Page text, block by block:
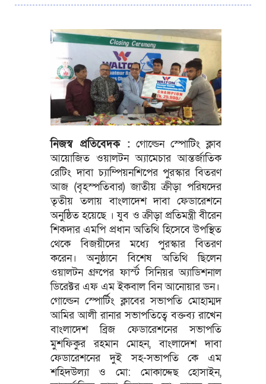
নিজস্ব প্রতিবেদক :গোল্ডেন স্পোটিং ক্লাব
আয়োজিত ওয়ালটন অ্যামেচার আন্তর্জাতিক
রেটিং দাবা চ্যাম্পিয়নশিপের পুরস্কার বিতরণ
আজ (বৃহস্পতিবার) জাতীয় ক্রীড়া পরিষদের
তৃতীয় তলায় বাংলাদেশ দাবা ফেডারেশনে
অনুষ্ঠিত হয়েছে । যুব ও ক্রীড়া প্রতিমন্ত্রী বীরেন
শিকদার এমপি প্রধান অতিথি হিসেবে উপস্থিত
থেকে বিজয়ীদের মধ্যে পুরস্কার বিতরণ
করেন। অনুষ্ঠানে বিশেষ অতিথি ছিলেন
ওয়ালটন গ্রুপের ফার্স্ট সিনিয়র অ্যাডিশনাল
ডিরেক্টর এফ এম ইকবাল বিন আনোয়ার ডন।
গোল্ডেন স্পোর্টিং ক্লাবের সভাপতি মোহাম্মদ
আমির আলী রানার সভাপতিত্বে বক্তব্য রাখেন
বাংলাদেশ ব্রিজ ফেডারেশনের সভাপতি
মুশফিকুর রহমান মোহন, বাংলাদেশ দাবা
ফেডারেশনের দুই সহ-সভাপতি কে এম
শহিদউল্যা ও মো: মোকাদ্দেছ হোসাইন,